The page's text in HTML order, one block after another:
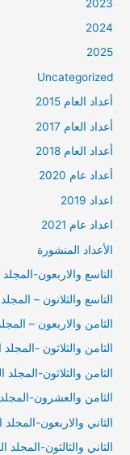
2023
2024
2025
Uncategorized
أعداد العام 2015
أعداد العام 2017
أعداد العام 2018
أعداد عام 2020
اعداد 2019
اعداد عام 2021
الأعداد المنشورة
التاسع والاربعون-
التاسع والثلانون – المجلد
الثامن والاربعون –
الثامن والثلاثون -
الثامن والثلاثون-المجلد
الثامن والعشرون-
الثاني والاربعون-المجلد
الثاني والثالثون-